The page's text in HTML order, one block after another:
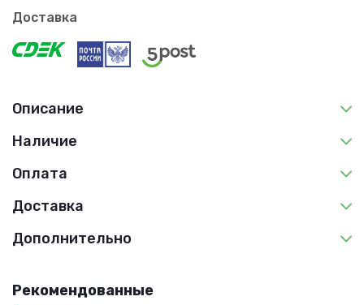
Доставка
Описание
Наличие
Оплата
Доставка
Дополнительно
Рекомендованные